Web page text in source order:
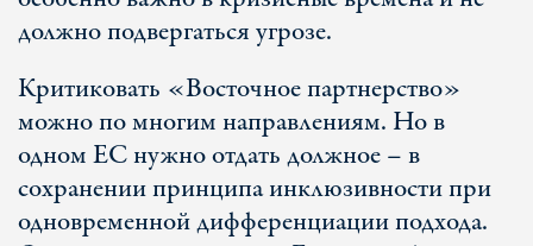
должно подвергаться угрозе.
Критиковать «Восточное партнерство»
можно по многим направлениям. Но в
одном ЕС нужно отдать должное – в
сохранении принципа инклюзивности при
одновременной дифференциации подхода.